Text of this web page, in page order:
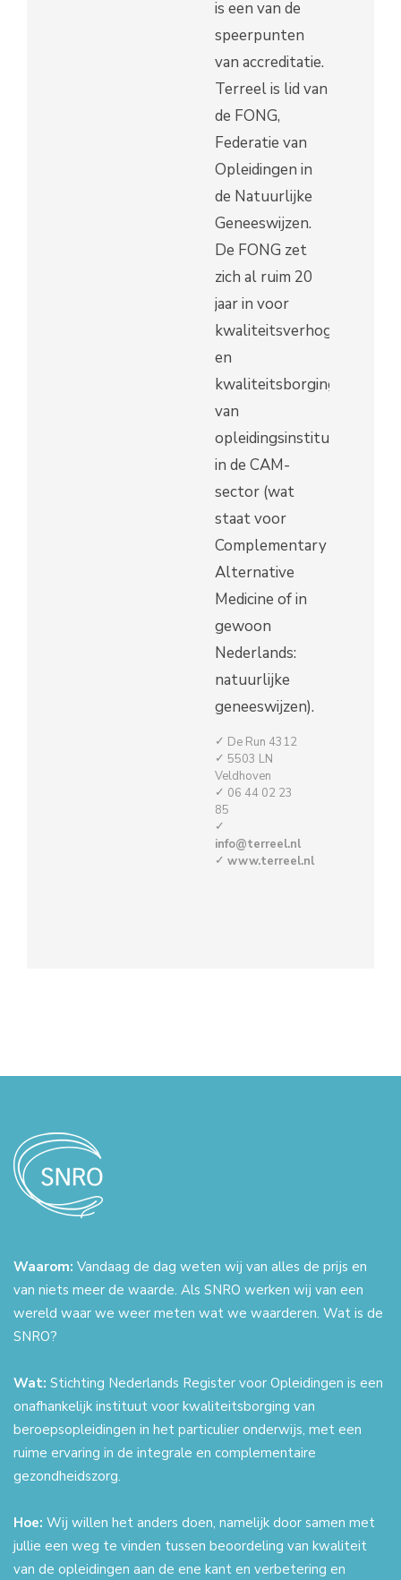
is een van de
speerpunten
van accreditatie.
Terreel is lid van
de FONG,
Federatie van
Opleidingen in
de Natuurlijke
Geneeswijzen.
De FONG zet
zich al ruim 20
jaar in voor
kwaliteitsverhoging
en
kwaliteitsborging
van
opleidingsinstituten
in de CAM-
sector (wat
staat voor
Complementary
Alternative
Medicine of in
gewoon
Nederlands:
natuurlijke
geneeswijzen).
De Run 4312
5503 LN
Veldhoven
06 44 02 23
85
info@terreel.nl
www.terreel.nl
Waarom: Vandaag de dag weten wij van alles de prijs en
van niets meer de waarde. Als SNRO werken wij van een
wereld waar we weer meten wat we waarderen. Wat is de
SNRO?
Wat: Stichting Nederlands Register voor Opleidingen is een
onafhankelijk instituut voor kwaliteitsborging van
beroepsopleidingen in het particulier onderwijs, met een
ruime ervaring in de integrale en complementaire
gezondheidszorg.
Hoe: Wij willen het anders doen, namelijk door samen met
jullie een weg te vinden tussen beoordeling van kwaliteit
van de opleidingen aan de ene kant en verbetering en